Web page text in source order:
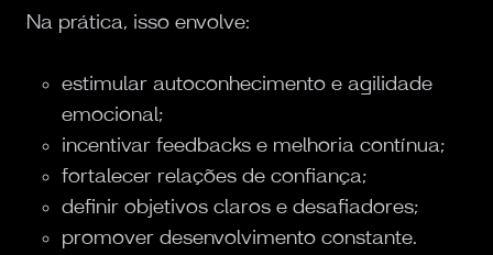
Na prática, isso envolve:
estimular autoconhecimento e agilidade
emocional;
incentivar feedbacks e melhoria contínua;
fortalecer relações de confiança;
definir objetivos claros e desafiadores;
promover desenvolvimento constante.